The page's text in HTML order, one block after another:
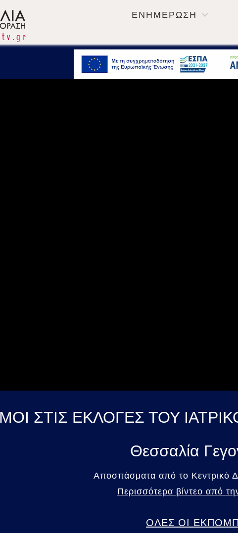
ΕΝΗΜΕΡΩΣΗ
ΣΤΙΣ ΕΚΛΟΓΕΣ ΤΟΥ
Θεσσαλία
Αποσπάσματα από το Κεντρικό
Περισσότερα βίντεο από
ΟΛΕΣ ΟΙ